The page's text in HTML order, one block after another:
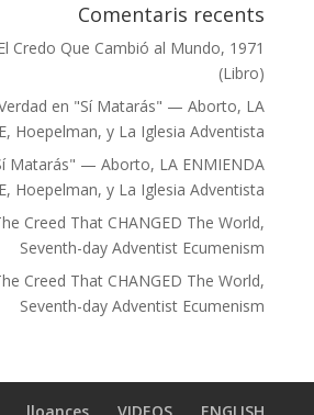
Comentaris recents
Credo Que Cambió al Mundo, 1971
(Libro)
en "Sí Matarás" — Aborto, LA
Hoepelman, y La Iglesia Adventista
Matarás" — Aborto, LA ENMIENDA
Hoepelman, y La Iglesia Adventista
Creed That CHANGED The World,
Seventh-day Adventist Ecumenism
Creed That CHANGED The World,
Seventh-day Adventist Ecumenism